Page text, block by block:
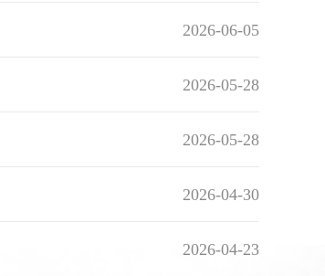
2026-06-05
2026-05-28
2026-05-28
2026-04-30
2026-04-23